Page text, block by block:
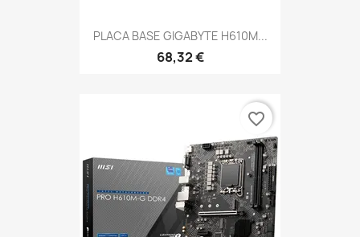
PLACA BASE GIGABYTE H610M...
68,32 €
favorite_border